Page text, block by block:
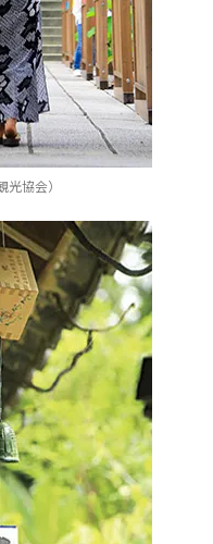
光協会）